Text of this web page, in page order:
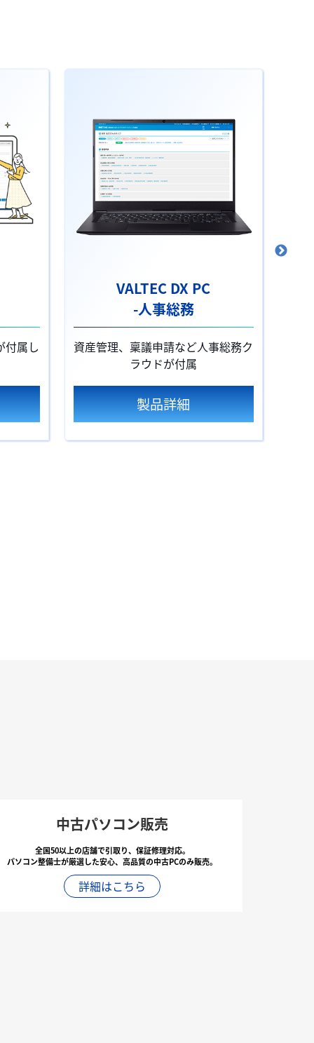
付属し
VALTEC DX PC
-人事総務
資産管理、稟議申請など人事総務ク
ラウドが付属
製品詳細
中古パソコン販売
全国50以上の店舗で引取り、保証修理対応。
パソコン整備士が厳選した安心、高品質の中古PCのみ販売。
詳細はこちら